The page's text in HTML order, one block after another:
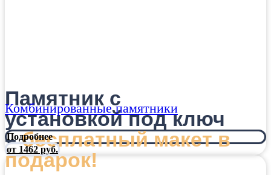
Памятник с
установкой под ключ
–бесплатный макет в
подарок!
Комбинированные памятники
Подробнее
от 1462 руб.